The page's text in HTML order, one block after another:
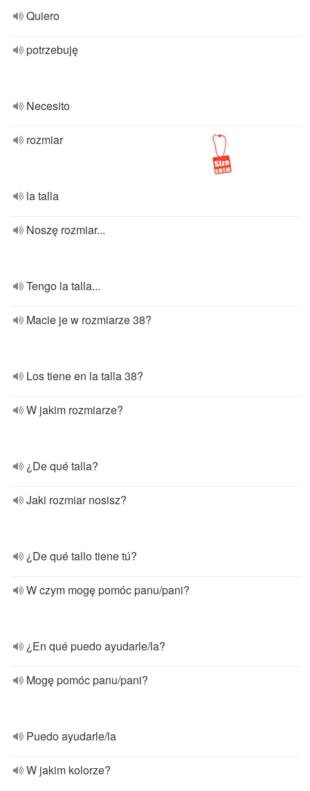
Quiero
potrzebuję
Necesito
rozmiar
la talla
Noszę rozmiar...
Tengo la talla...
Macie je w rozmiarze 38?
Los tiene en la talla 38?
W jakim rozmiarze?
¿De qué talla?
Jaki rozmiar nosisz?
¿De qué tallo tiene tú?
W czym mogę pomóc panu/pani?
¿En qué puedo ayudarle/la?
Mogę pomóc panu/pani?
Puedo ayudarle/la
W jakim kolorze?